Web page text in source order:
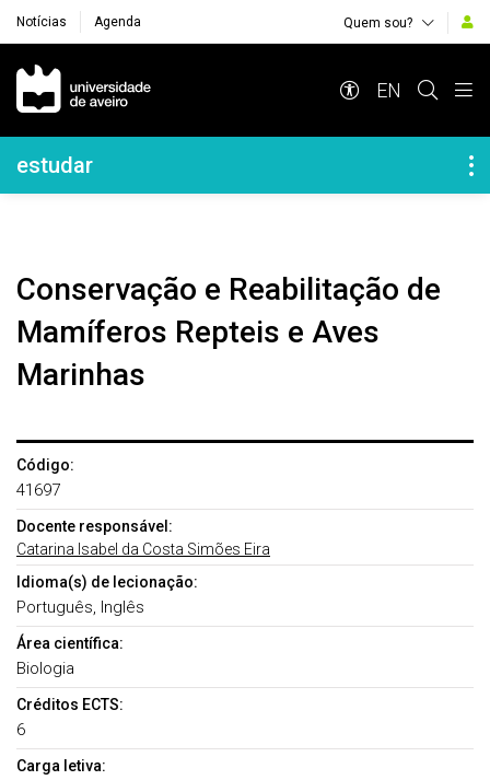
Notícias Agenda Quem sou?
Navegação Principal
EN
Navegação Lateral
estudar
Conservação e Reabilitação de
Mamíferos Repteis e Aves
Marinhas
Código:
41697
Docente responsável:
Catarina Isabel da Costa Simões Eira
Idioma(s) de lecionação:
Português, Inglês
Área científica:
Biologia
Créditos ECTS:
6
Carga letiva: